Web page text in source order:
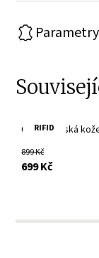
Parametry
RIFID
Černá pánská
899 Kč
699 Kčs DPH